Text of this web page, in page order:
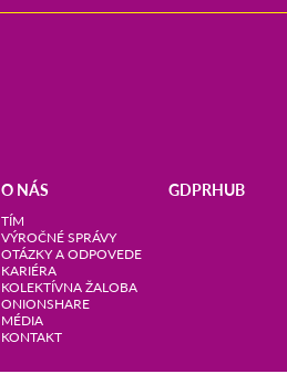
O NÁS
TÍM
VÝROČNÉ SPRÁVY
OTÁZKY A ODPOVEDE
KARIÉRA
KOLEKTÍVNA ŽALOBA
ONIONSHARE
MÉDIA
KONTAKT
GDPRHUB